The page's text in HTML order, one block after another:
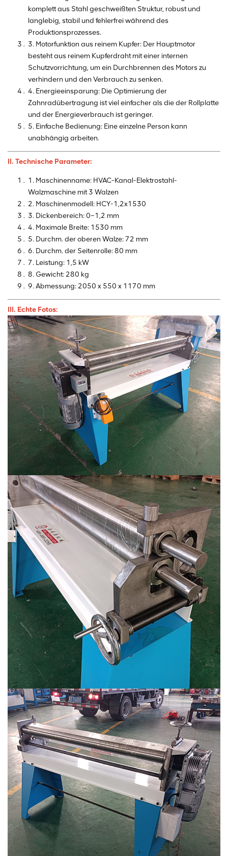
komplett aus Stahl geschweißten Struktur, robust und
langlebig, stabil und fehlerfrei während des
Produktionsprozesses.
3. Motorfunktion aus reinem Kupfer: Der Hauptmotor
besteht aus reinem Kupferdraht mit einer internen
Schutzvorrichtung, um ein Durchbrennen des Motors zu
verhindern und den Verbrauch zu senken.
4. Energieeinsparung: Die Optimierung der
Zahnradübertragung ist viel einfacher als die der Rollplatte
und der Energieverbrauch ist geringer.
5. Einfache Bedienung: Eine einzelne Person kann
unabhängig arbeiten.
II. Technische Parameter:
1. Maschinenname: HVAC-Kanal-Elektrostahl-
Walzmaschine mit 3 Walzen
2. Maschinenmodell: HCY-1,2x1530
3. Dickenbereich: 0–1,2 mm
4. Maximale Breite: 1530 mm
5. Durchm. der oberen Walze: 72 mm
6. Durchm. der Seitenrolle: 80 mm
7. Leistung: 1,5 kW
8. Gewicht: 280 kg
9. Abmessung: 2050 x 550 x 1170 mm
III. Echte Fotos: